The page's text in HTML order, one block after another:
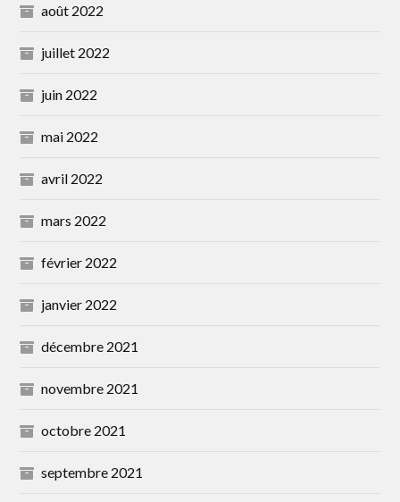
août 2022
juillet 2022
juin 2022
mai 2022
avril 2022
mars 2022
février 2022
janvier 2022
décembre 2021
novembre 2021
octobre 2021
septembre 2021